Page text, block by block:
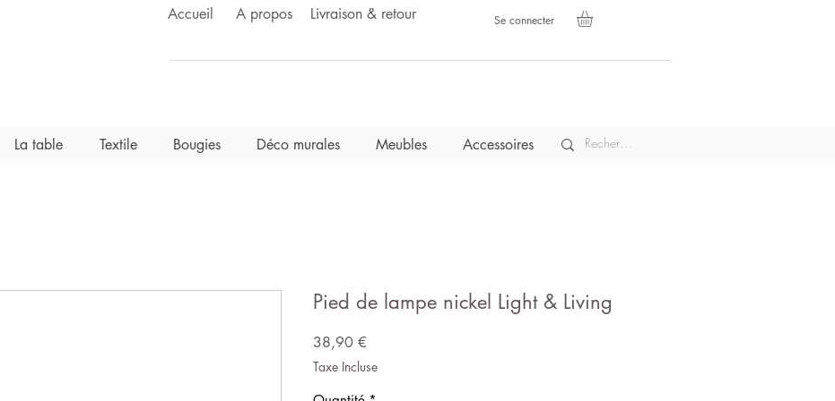
Accueil A propos Livraison & retour Se connecter
La table Textile Bougies Déco murales Meubles Accessoires
Pied de lampe nickel Light & Living
38,90 €
Taxe Incluse